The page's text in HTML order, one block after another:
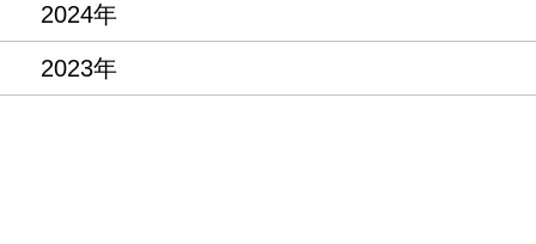
2024年
2023年